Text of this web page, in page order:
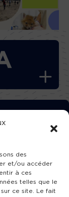
des
et/ou accéder
à ces
telles que le
ce site. Le fait
!